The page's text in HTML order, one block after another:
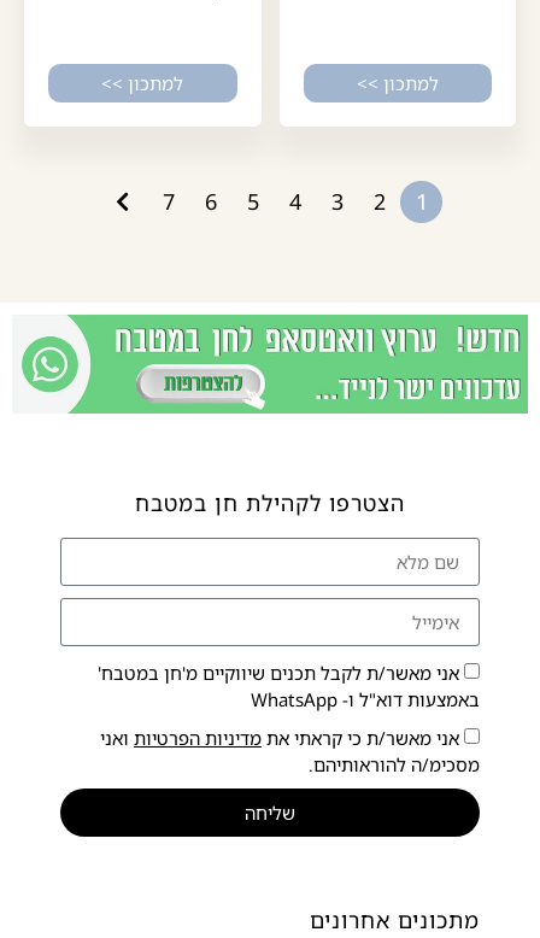
למתכון >> למתכון >>
1
2
3
4
5
6
7
מתכונים אחרונים
הצטרפו לקהילת חן במטבח
אני מאשר/ת לקבל תכנים שיווקיים מ'חן במטבח'
באמצעות דוא"ל ו- WhatsApp
אני מאשר/ת כי קראתי את מדיניות הפרטיות ואני
מסכימ/ה להוראותיהם.
שליחה